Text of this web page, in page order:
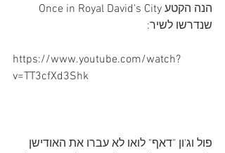
שנדרשו לשיר:
https://www.youtube.com/watch?
v=TT3cfXd3Shk
פול וג'ון "דאף" לואו לא עברו את האודישן